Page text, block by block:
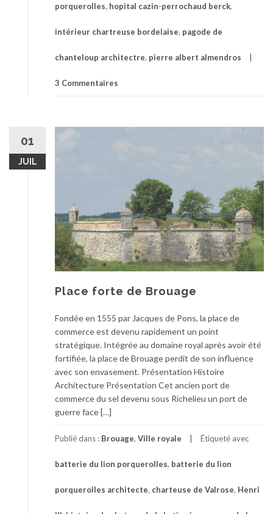
porquerolles, hopital cazin-perrochaud berck,
intérieur chartreuse bordelaise, pagode de
chanteloup architectre, pierre albert almendros
3 Commentaires
01
JUIL
Place forte de Brouage
Fondée en 1555 par Jacques de Pons, la place de
commerce est devenu rapidement un point
stratégique. Intégrée au domaine royal après avoir été
fortifiée, la place de Brouage perdit de son influence
avec son envasement. Présentation Histoire
Architecture Présentation Cet ancien port de
commerce du sel devenu sous Richelieu un port de
guerre face […]
Publié dans : Brouage, Ville royale Étiqueté avec
batterie du lion porquerolles, batterie du lion
porquerolles architecte, charteuse de Valrose, Henri